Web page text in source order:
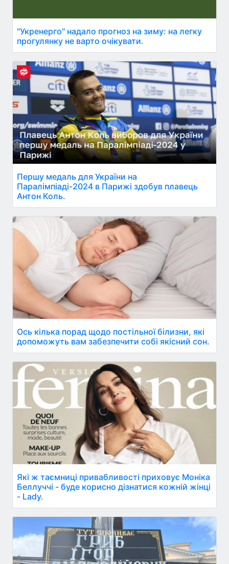
"Укренерго" надало прогноз на зиму: на легку
прогулянку не варто очікувати.
Першу медаль для України на
Паралімпіаді-2024 в Парижі здобув плавець
Антон Коль.
Ось кілька порад щодо постільної білизни, які
допоможуть вам забезпечити собі якісний сон.
Які ж таємниці привабливості приховує Моніка
Беллуччі - буде корисно дізнатися кожній жінці
- Lady.